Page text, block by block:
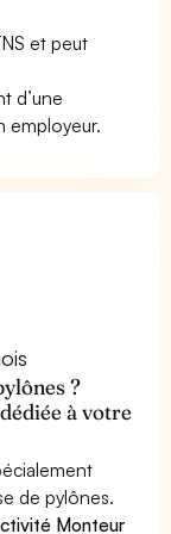
et peut
d’une
employeur.
?
à votre
de pylônes.
Monteur